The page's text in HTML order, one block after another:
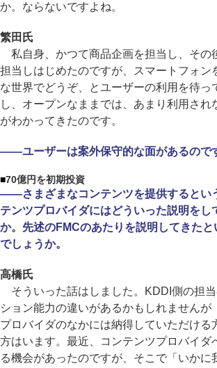
か。ならないですよね。
繁田氏
私自身、かつて商品企画を担当し、その
担当しはじめたのですが、スマートフォン
な世界でどうぞ、とユーザーの利用を待っ
し、オープンなままでは、あまり利用され
がわかってきたのです。
――ユーザーは案外保守的な面があるので
■70億円を初期投資
――さまざまなコンテンツを提供するとい
テンツプロバイダにはどういった説明をし
か。先述のFMCのあたりを説明してきた
でしょうか。
高橋氏
そういった話はしました。KDDI側の担
ション能力の違いがあるかもしれませんが
プロバイダのなかには納得していただける
方はいます。最近、コンテンツプロバイダ
る機会があったのですが、そこで「いかに